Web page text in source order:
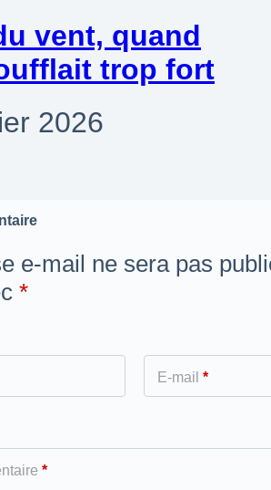
vent, quand
trop fort
2026
e-mail ne sera pas
*
E-mail *
*